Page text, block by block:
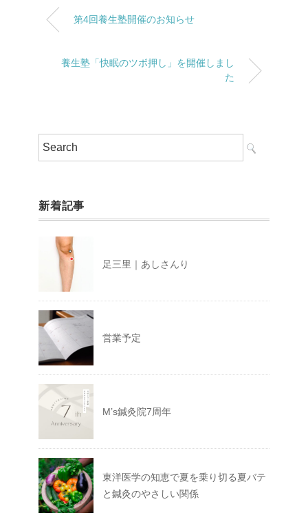
第4回養生塾開催のお知らせ
養生塾「快眠のツボ押し」を開催しまし
た
新着記事
足三里｜あしさんり
営業予定
M’s鍼灸院7周年
東洋医学の知恵で夏を乗り切る夏バテ
と鍼灸のやさしい関係